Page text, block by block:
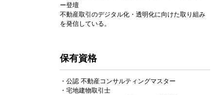
ー登壇
不動産取引のデジタル化・透明化に向けた取り組み
を発信している。
保有資格
・公認 不動産コンサルティングマスター
・宅地建物取引士